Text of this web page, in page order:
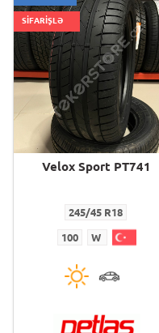
SİFARİŞLƏ
Velox Sport PT741
245/45 R18
100 W